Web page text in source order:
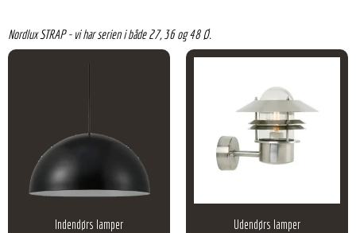
Nordlux STRAP - vi har serien i både 27, 36 og 48 Ø.
Indendørs lamper Udendørs lamper